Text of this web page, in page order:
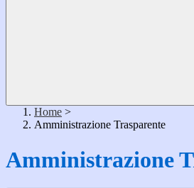
Home >
Amministrazione Trasparente
Amministrazione